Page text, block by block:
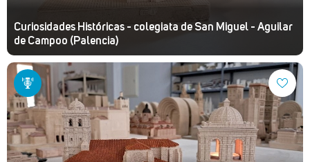
Curiosidades Históricas - colegiata de San Miguel - Aguilar
de Campoo (Palencia)